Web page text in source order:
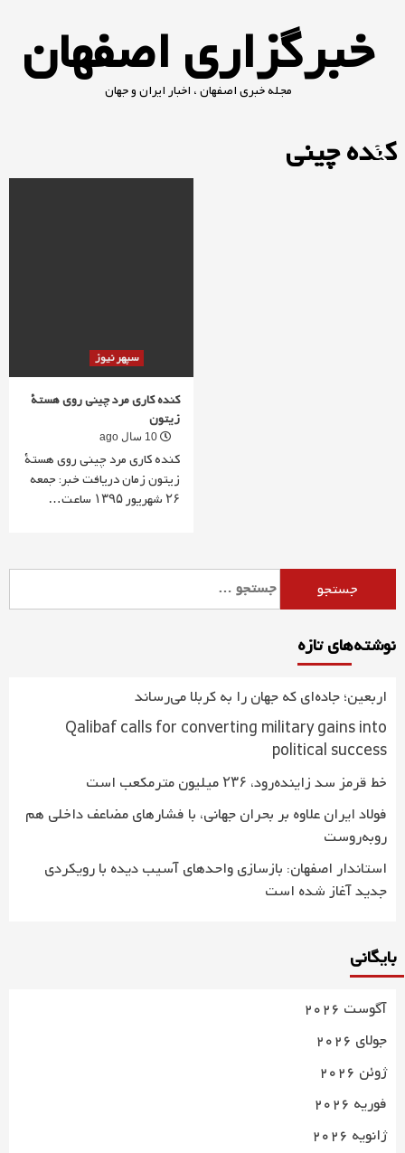
contentخبرگزاری اصفهان
مجله خبری اصفهان ، اخبار ایران و جهان
کنده چینی
سپهر نیوز
کنده کاری مرد چینی روی هستۀ
زیتون
کنده کاری مرد چینی روی هستۀ
زیتون زمان دریافت خبر: جمعه
۲۶ شهریور ۱۳۹۵ ساعت…
برای:
نوشته‌های تازه
اربعین؛ جاده‌ای که جهان را به کربلا می‌رساند
Qalibaf calls for converting military gains into
political success
خط قرمز سد زاینده‌رود، ۲۳۶ میلیون مترمکعب است
فولاد ایران علاوه بر بحران جهانی، با فشارهای مضاعف داخلی هم
روبه‌روست
استاندار اصفهان: بازسازی واحدهای آسیب دیده با رویکردی
جدید آغاز شده است
بایگانی
آگوست 2026
جولای 2026
ژوئن 2026
فوریه 2026
ژانویه 2026